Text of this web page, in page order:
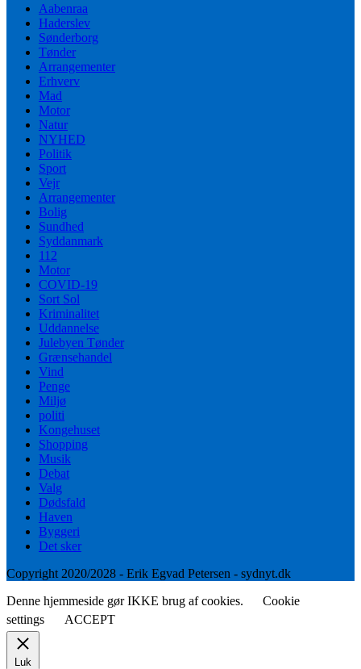
Aabenraa
Haderslev
Sønderborg
Tønder
Arrangementer
Erhverv
Mad
Motor
Natur
NYHED
Politik
Sport
Vejr
Arrangementer
Bolig
Sundhed
Syddanmark
112
Motor
COVID-19
Sort Sol
Kriminalitet
Uddannelse
Julebyen Tønder
Grænsehandel
Vind
Penge
Miljø
politi
Kongehuset
Shopping
Musik
Debat
Valg
Dødsfald
Haven
Byggeri
Det sker
Copyright 2020/2028 - Erik Egvad Petersen - sydnyt.dk
Denne hjemmeside gør IKKE brug af cookies.
Cookie
settings
ACCEPT
Luk